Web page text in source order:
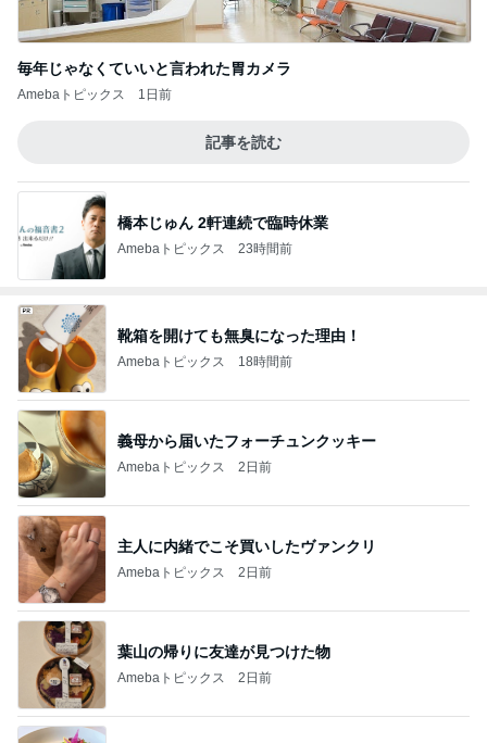
毎年じゃなくていいと言われた胃カメラ
Amebaトピックス 1日前
記事を読む
橋本じゅん 2軒連続で臨時休業
Amebaトピックス 23時間前
靴箱を開けても無臭になった理由！
Amebaトピックス 18時間前
義母から届いたフォーチュンクッキー
Amebaトピックス 2日前
主人に内緒でこそ買いしたヴァンクリ
Amebaトピックス 2日前
葉山の帰りに友達が見つけた物
Amebaトピックス 2日前